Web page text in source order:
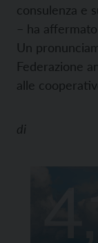
consulenza e
– ha
Un
Federazione
alle
di